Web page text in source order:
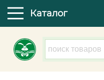
Каталог